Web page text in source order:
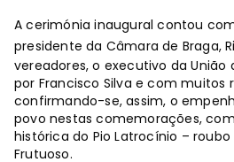
A cerimónia inaugural contou
presidente da Câmara de Braga,
vereadores, o executivo da União
por Francisco Silva e com muitos
confirmando-se, assim, o
povo nestas comemorações,
histórica do Pio Latrocínio – roubo
Frutuoso.